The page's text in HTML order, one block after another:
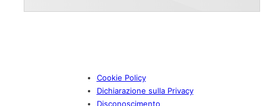
Cookie Policy
Dichiarazione sulla Privacy
Disconoscimento